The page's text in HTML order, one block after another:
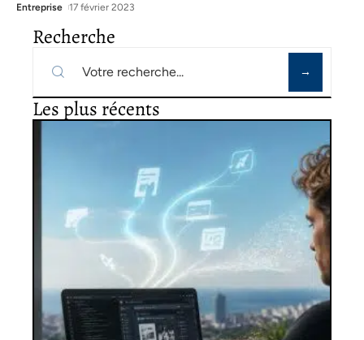
Entreprise 17 février 2023
Recherche
Les plus récents